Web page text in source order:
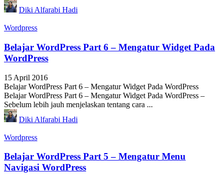
Diki Alfarabi Hadi
Wordpress
Belajar WordPress Part 6 – Mengatur Widget Pada
WordPress
15 April 2016
Belajar WordPress Part 6 – Mengatur Widget Pada WordPress
Belajar WordPress Part 6 – Mengatur Widget Pada WordPress –
Sebelum lebih jauh menjelaskan tentang cara ...
Diki Alfarabi Hadi
Wordpress
Belajar WordPress Part 5 – Mengatur Menu
Navigasi WordPress